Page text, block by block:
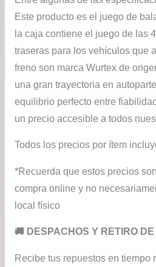
Este producto es el juego de
la caja contiene el juego de las
traseras para los vehículos que
freno son marca Wurtex de
una gran trayectoria en
equilibrio perfecto entre
un precio accesible a todos
Todos los precios por ítem
*Recuerda que estos precios
compra online y no
local físico
​🚚​ DESPACHOS Y RETIRO
Recibe tus repuestos en tiempo